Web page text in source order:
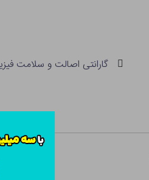
گارانتی اصالت و سلامت